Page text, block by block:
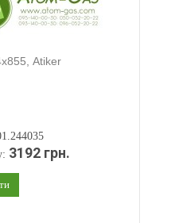
Atiker
3192 грн.